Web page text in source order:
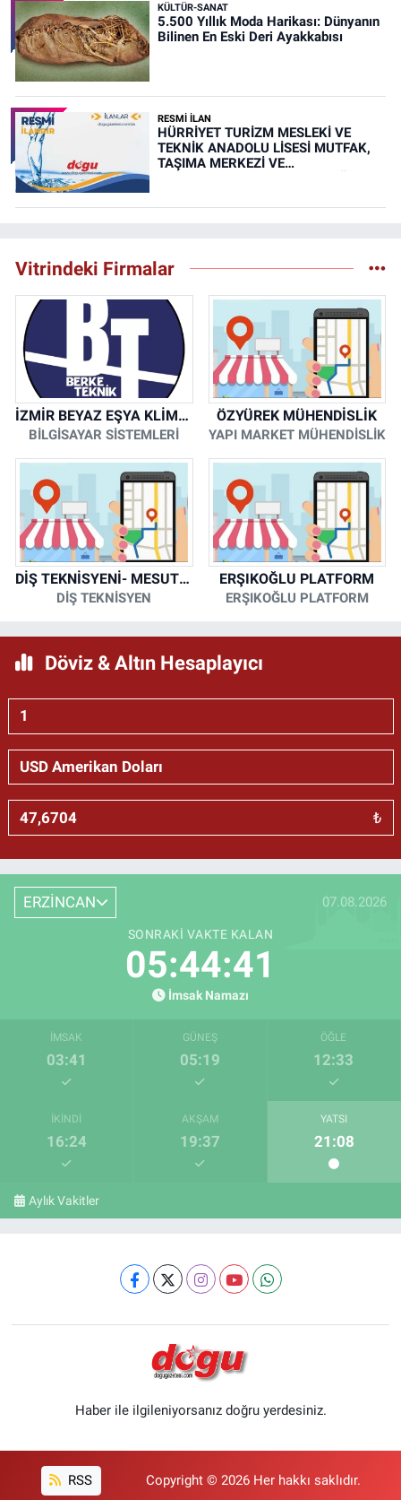
KÜLTÜR-SANAT
5.500 Yıllık Moda Harikası: Dünyanın
Bilinen En Eski Deri Ayakkabısı
RESMİ İLAN
HÜRRİYET TURİZM MESLEKİ VE
TEKNİK ANADOLU LİSESİ MUTFAK,
TAŞIMA MERKEZİ VE
Vitrindeki Firmalar
İZMİR BEYAZ EŞYA KLİMA KOMBİ SERVİSİ
BİLGİSAYAR SİSTEMLERİ
ÖZYÜREK MÜHENDİSLİK
YAPI MARKET MÜHENDİSLİK
DİŞ TEKNİSYENİ- MESUT KORKMAZ
DİŞ TEKNİSYEN
ERŞIKOĞLU PLATFORM
ERŞIKOĞLU PLATFORM
Döviz & Altın Hesaplayıcı
₺
ERZİNCAN 07.08.2026
SONRAKI VAKTE KALAN
05:44:41
İmsak Namazı
İMSAK
03:41
GÜNEŞ
05:19
ÖĞLE
12:33
İKINDI
16:24
AKŞAM
19:37
YATSI
21:08
Aylık Vakitler
Haber ile ilgileniyorsanız doğru yerdesiniz.
RSS Copyright © 2026 Her hakkı saklıdır.